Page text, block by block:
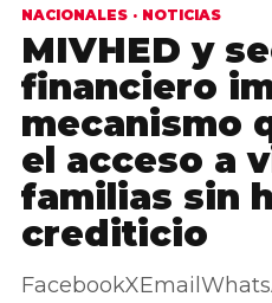
NACIONALES · NOTICIAS
MIVHED y
financiero
mecanismo
el acceso a
familias sin
crediticio